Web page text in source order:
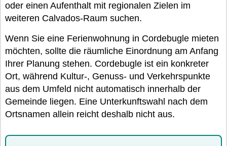
oder einen Aufenthalt mit regionalen Zielen im
weiteren Calvados-Raum suchen.
Wenn Sie eine Ferienwohnung in Cordebugle mieten
möchten, sollte die räumliche Einordnung am Anfang
Ihrer Planung stehen. Cordebugle ist ein konkreter
Ort, während Kultur-, Genuss- und Verkehrspunkte
aus dem Umfeld nicht automatisch innerhalb der
Gemeinde liegen. Eine Unterkunftswahl nach dem
Ortsnamen allein reicht deshalb nicht aus.